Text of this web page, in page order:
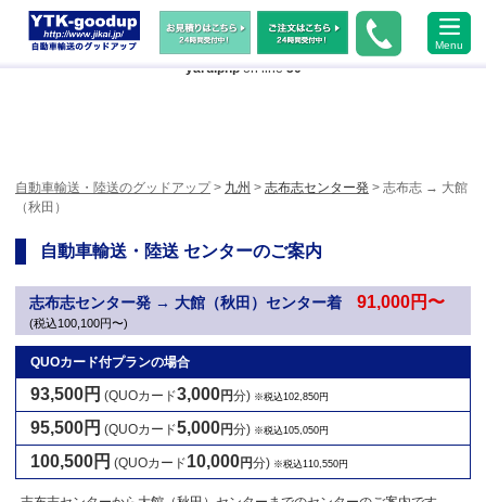
Warning: Undefined array key "HTTP_ACCEPT_LANGUAGE" in
/home/xs483473/jikai.jp/public_html/wp-content/themes/ytk2018/header-
yard.phpon line50
Menu
自動車輸送・陸送のグッドアップ> 九州 > 志布志センター発 > 志布志 → 大館
（秋田）
自動車輸送・陸送 センターのご案内
志布志センター発 → 大館（秋田）センター着91,000円〜
(税込100,100円〜)
QUOカード付プランの場合
93,500円 (QUOカード3,000円分) ※税込102,850円
95,500円 (QUOカード5,000円分) ※税込105,050円
100,500円 (QUOカード10,000円分) ※税込110,550円